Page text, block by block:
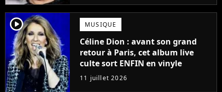
player2 MUSIQUE
Céline Dion : avant son grand
retour à Paris, cet album live
culte sort ENFIN en vinyle
11 juillet 2026